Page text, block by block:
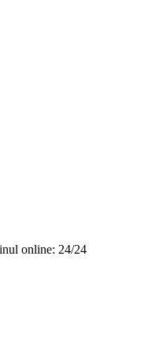
online: 24/24